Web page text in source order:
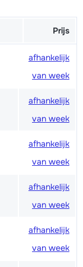
Prijs
afhankelijk
van week
afhankelijk
van week
afhankelijk
van week
afhankelijk
van week
afhankelijk
van week